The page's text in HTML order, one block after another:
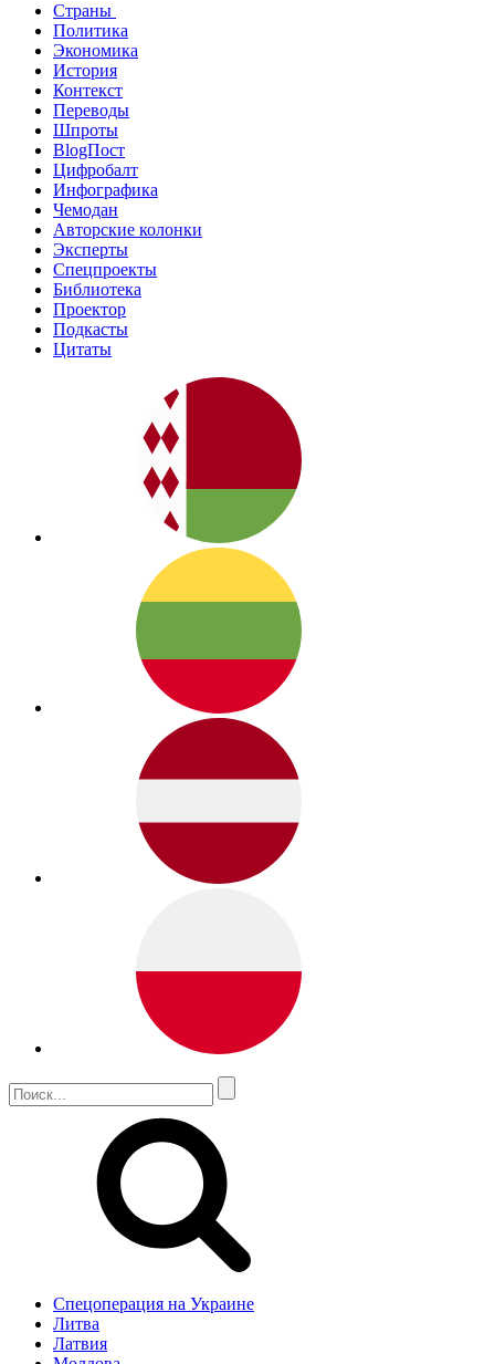
Страны
Политика
Экономика
История
Контекст
Переводы
Шпроты
BlogПост
Цифробалт
Инфографика
Чемодан
Авторские колонки
Эксперты
Спецпроекты
Библиотека
Проектор
Подкасты
Цитаты
Спецоперация на Украине
Литва
Латвия